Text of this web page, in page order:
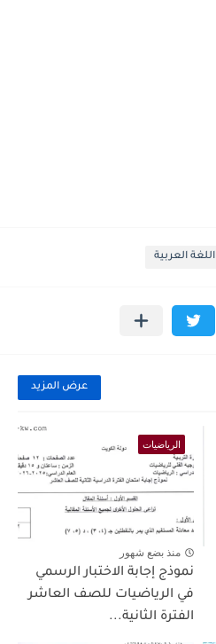
اللغة العربية
عرض المزيد
الرياضيات
منذ بضع شهور
نموذج إجابة الاختبار الرسمي
في الرياضيات للصف العاشر
الفترة الثانية...